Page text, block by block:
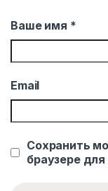
Ваше имя *
Email
Сохранить
браузере